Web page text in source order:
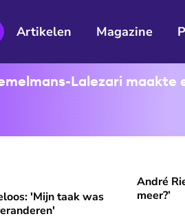
Artikelen Magazine
Lalezari maakte
'Mijn taak was vooral niet
'Mijn taak was
André
⭐
André
meer?’